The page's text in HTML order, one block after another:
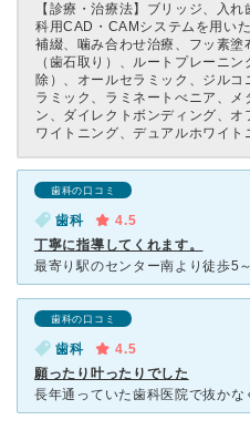
【診療・治療法】 ブリッジ、入れ
科用CAD・CAMシステムを用い
補綴、噛み合わせ治療、フッ素
（歯石取り）、ルートプレーニ
除）、オールセラミック、ジル
ラミック、ラミネートべニア、
ン、ダイレクトボンディング、
ワイトニング、デュアルホワイト
歯科の口コミ
歯科
4.5
丁寧に指導してくれます。
歯科の口コミ
歯科
4.5
願ったり叶ったりでした